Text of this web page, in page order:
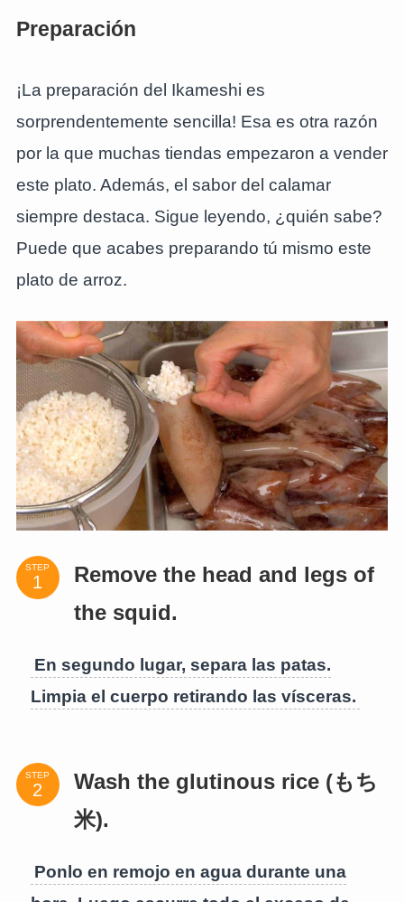
Preparación
¡La preparación del Ikameshi es
sorprendentemente sencilla! Esa es otra razón
por la que muchas tiendas empezaron a vender
este plato. Además, el sabor del calamar
siempre destaca. Sigue leyendo, ¿quién sabe?
Puede que acabes preparando tú mismo este
plato de arroz.
STEP
Remove the head and legs of
the squid.
En segundo lugar, separa las patas.
Limpia el cuerpo retirando las vísceras.
STEP
Wash the glutinous rice (もち
米).
Ponlo en remojo en agua durante una